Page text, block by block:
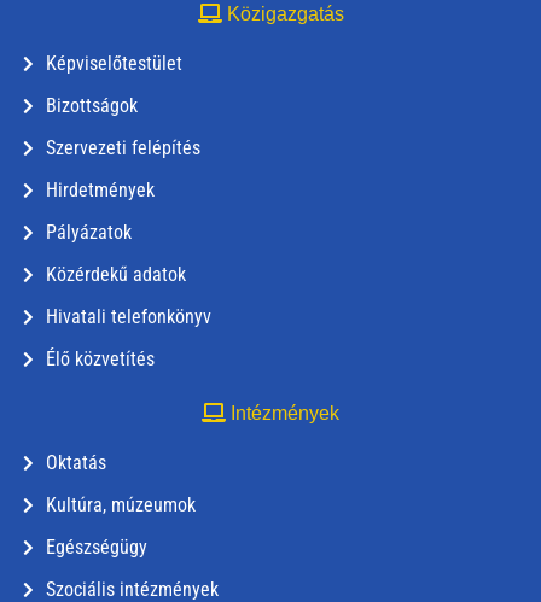
Közigazgatás
Képviselőtestület
Bizottságok
Szervezeti felépítés
Hirdetmények
Pályázatok
Közérdekű adatok
Hivatali telefonkönyv
Élő közvetítés
Intézmények
Oktatás
Kultúra, múzeumok
Egészségügy
Szociális intézmények